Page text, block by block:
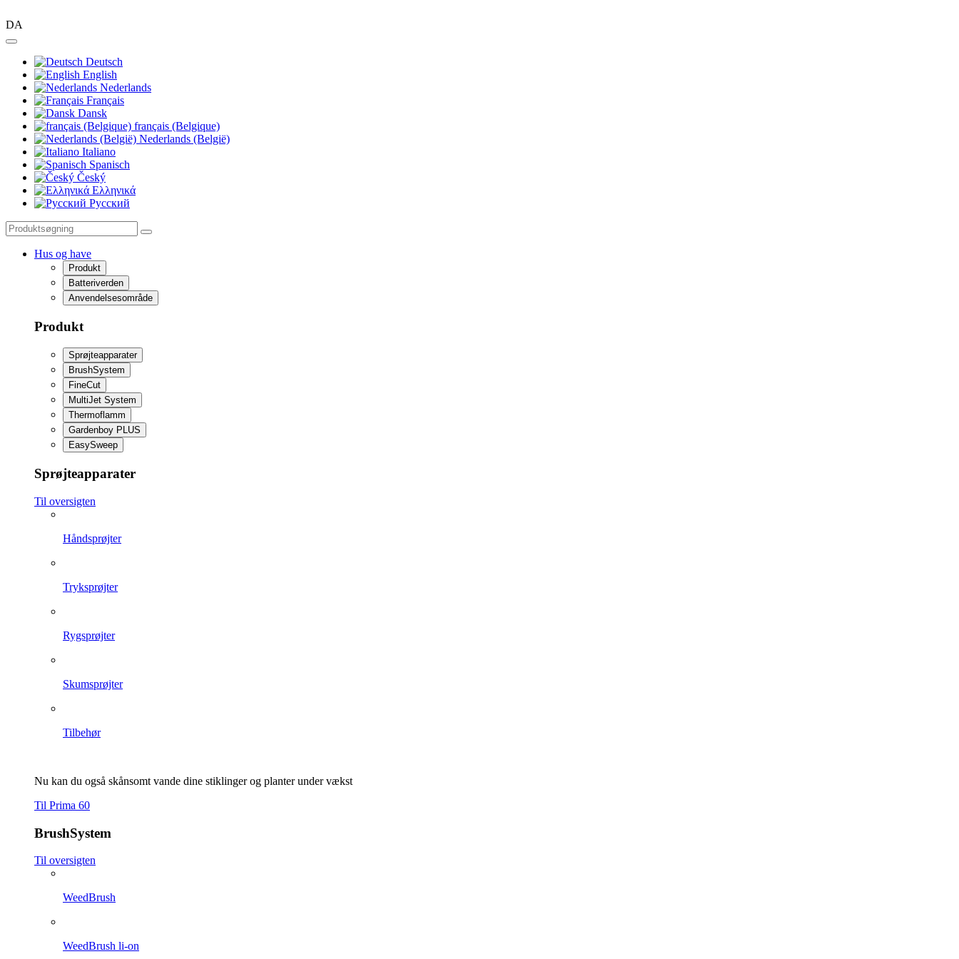
DA
Deutsch
English
Nederlands
Français
Dansk
français (Belgique)
Nederlands (België)
Italiano
Spanisch
Český
Ελληνικά
Pусский
Hus og have
Produkt
Batteriverden
Anvendelsesområde
Produkt
Sprøjteapparater
BrushSystem
FineCut
MultiJet System
Thermoflamm
Gardenboy PLUS
EasySweep
Sprøjteapparater
Til oversigten
Håndsprøjter
Tryksprøjter
Rygsprøjter
Skumsprøjter
Tilbehør
Nu kan du også skånsomt vande dine stiklinger og planter under vækst
Til Prima 60
BrushSystem
Til oversigten
WeedBrush
WeedBrush li-on